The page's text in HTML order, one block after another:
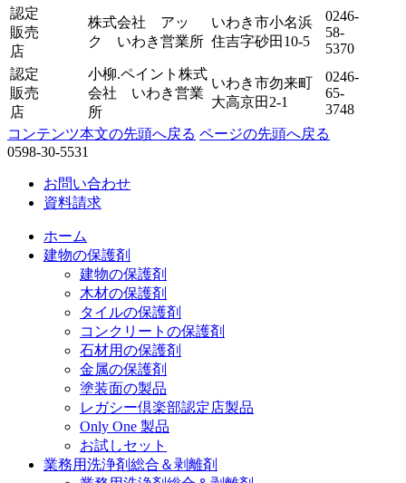
認定
販売
店
株式会社 アッ
ク いわき営業所
いわき市小名浜
住吉字砂田10-5
0246-
58-
5370
認定
販売
店
小柳.ペイント株式
会社 いわき営業
所
いわき市勿来町
大高京田2-1
0246-
65-
3748
コンテンツ本文の先頭へ戻る ページの先頭へ戻る
0598-30-5531
お問い合わせ
資料請求
ホーム
建物の保護剤
建物の保護剤
木材の保護剤
タイルの保護剤
コンクリートの保護剤
石材用の保護剤
金属の保護剤
塗装面の製品
レガシー倶楽部認定店製品
Only One 製品
お試しセット
業務用洗浄剤総合＆剥離剤